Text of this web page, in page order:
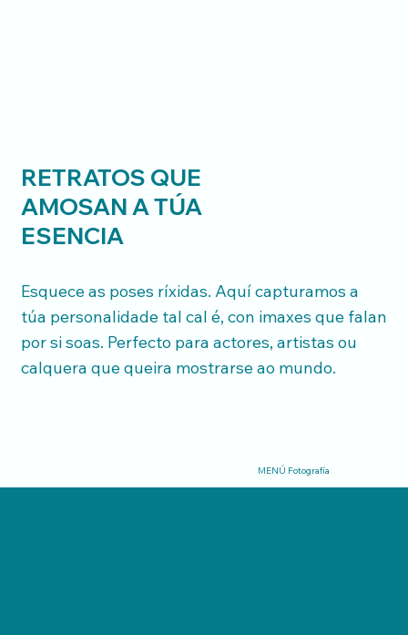
RETRATOS QUE
AMOSAN A TÚA
ESENCIA
Esquece as poses ríxidas. Aquí capturamos a
túa personalidade tal cal é, con imaxes que falan
por si soas. Perfecto para actores, artistas ou
calquera que queira mostrarse ao mundo.
MENÚ Fotografía